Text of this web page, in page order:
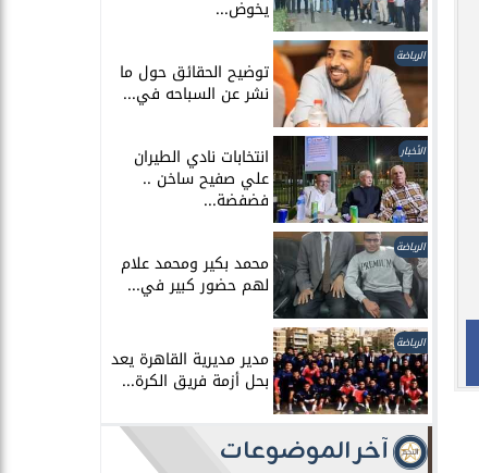
يخوض...
الرياضة
توضيح الحقائق حول ما
نشر عن السباحه في...
الأخبار انتخابات نادي الطيران
علي صفيح ساخن ..
فضفضة...
الرياضة
محمد بكير ومحمد علام
لهم حضور كبير في...
الرياضة
مدير مديرية القاهرة يعد
بحل أزمة فريق الكرة...
آخر الموضوعات